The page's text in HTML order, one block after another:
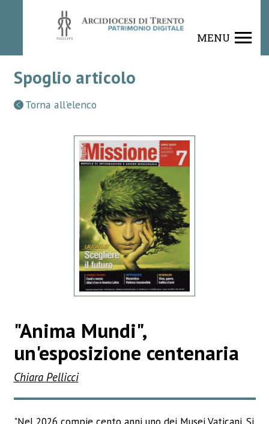
MENU
Spoglio articolo
Torna all'elenco
"Anima Mundi",
un'esposizione centenaria
Chiara Pellicci